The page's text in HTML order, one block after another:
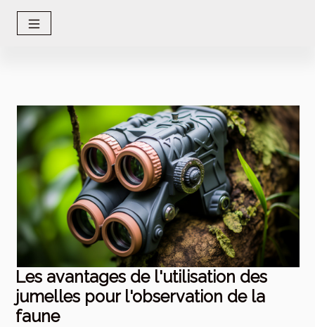
Les avantages de l'utilisation des
jumelles pour l'observation de la
faune